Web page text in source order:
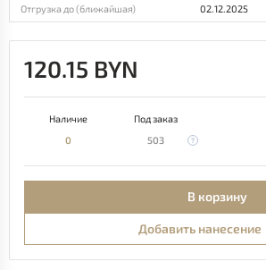
Отгрузка до (ближайшая)
02.12.2025
120.15 BYN
Наличие Под заказ
0
503
В корзину
Добавить нанесение